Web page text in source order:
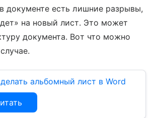
документе есть лишние разрывы,
на новый лист. Это может
документа. Вот что можно
альбомный лист в Word